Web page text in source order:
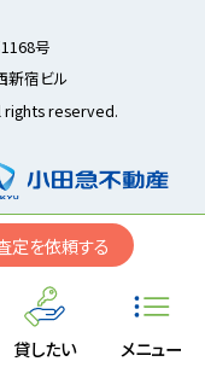
貸したい メニュー
定を依頼する
号
新宿ビル
rights reserved.